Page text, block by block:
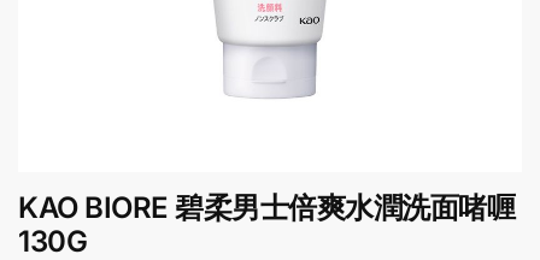
KAO BIORE 碧柔男士倍爽水潤洗面啫喱
130G